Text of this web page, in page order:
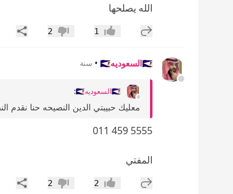
الله يصلحها
إضافة رد جديد
إعجاب1 عدم إعجاب
2 مشاركة
🇸🇦السعوديه🇸🇦 • سنة
🇸🇦السعوديه🇸🇦 :
معليك حبيبتي الدين النصيحه حنا
‎011 459 5555
المفتي
إضافة رد جديد
إعجاب2 عدم إعجاب
2 مشاركة